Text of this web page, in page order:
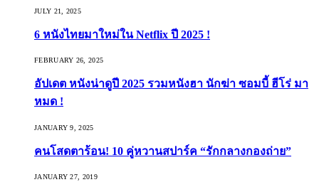
JULY 21, 2025
6 หนังไทยมาใหม่ใน Netflix ปี 2025 !
FEBRUARY 26, 2025
อัปเดต หนังน่าดูปี 2025 รวมหนังฮา นักฆ่า ซอมบี้ ฮีโร่ มา
หมด !
JANUARY 9, 2025
คนโสดตาร้อน! 10 คู่หวานสปาร์ค “รักกลางกองถ่าย”
JANUARY 27, 2019